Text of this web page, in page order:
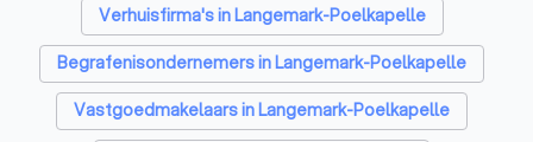
Verhuisfirma's in Langemark-Poelkapelle
Begrafenisondernemers in Langemark-Poelkapelle
Vastgoedmakelaars in Langemark-Poelkapelle